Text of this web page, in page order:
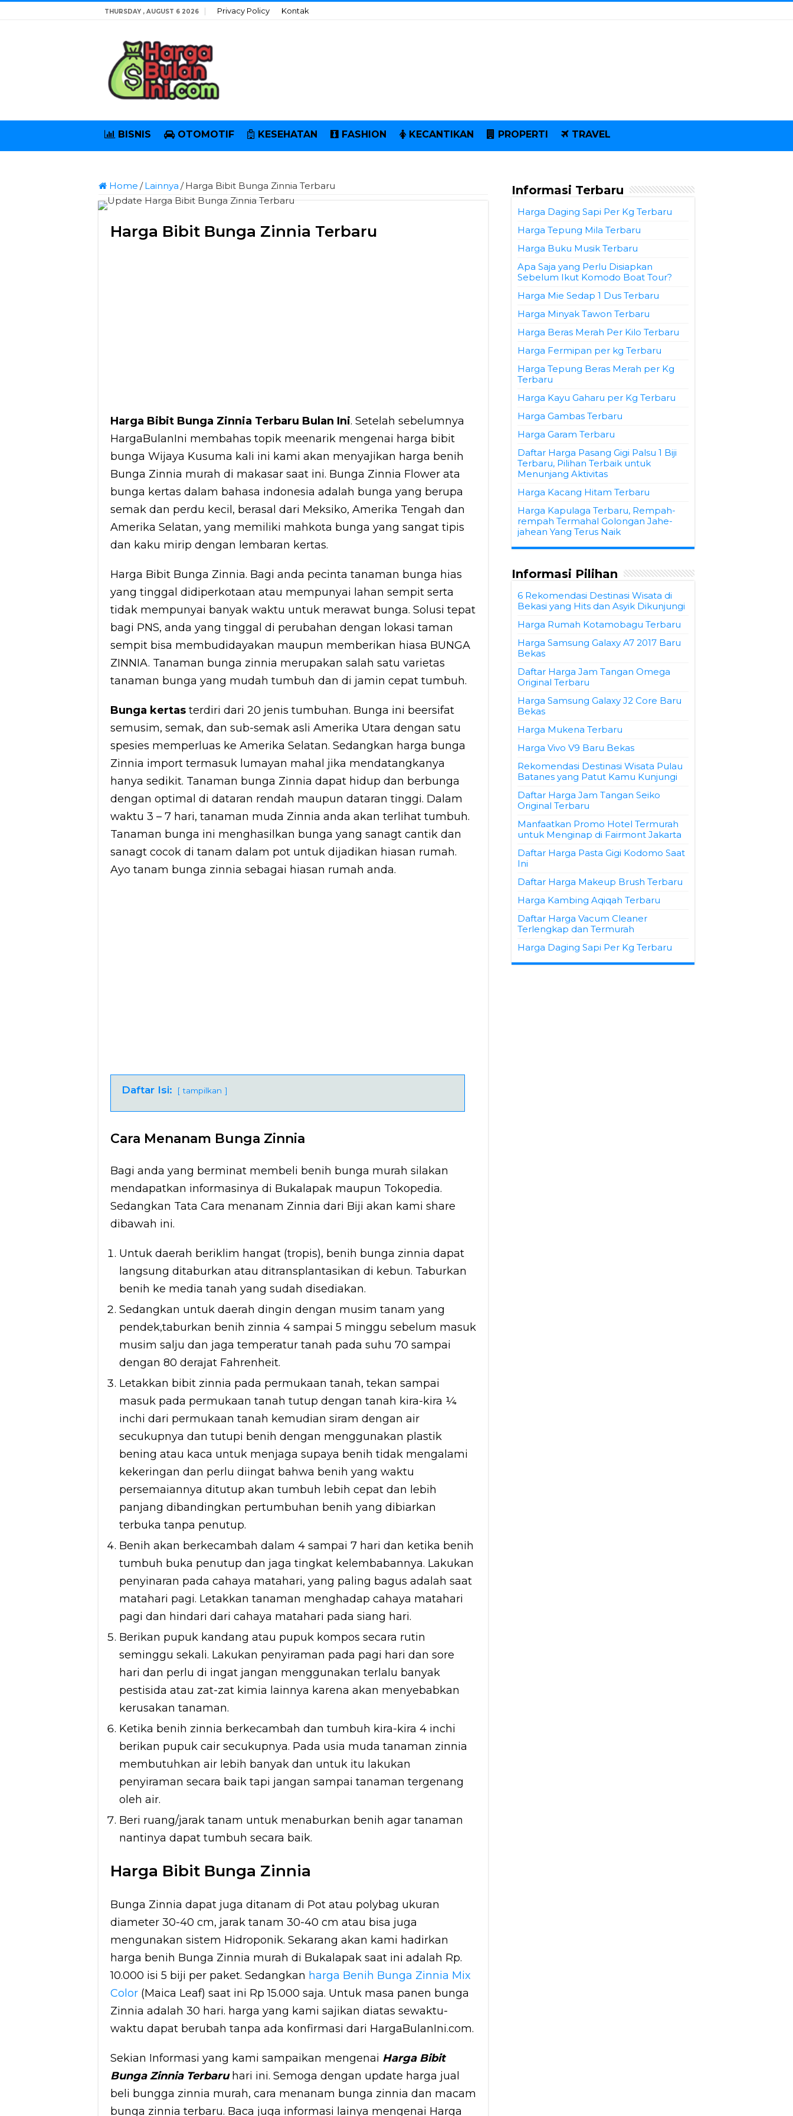
THURSDAY , AUGUST 6 2026 Privacy Policy Kontak
BISNIS OTOMOTIF KESEHATAN FASHION KECANTIKAN PROPERTI TRAVEL
Home / Lainnya / Harga Bibit Bunga Zinnia Terbaru
Harga Bibit Bunga Zinnia Terbaru
Harga Bibit Bunga Zinnia Terbaru Bulan Ini. Setelah sebelumnya
HargaBulanIni membahas topik meenarik mengenai harga bibit
bunga Wijaya Kusuma kali ini kami akan menyajikan harga benih
Bunga Zinnia murah di makasar saat ini. Bunga Zinnia Flower ata
bunga kertas dalam bahasa indonesia adalah bunga yang berupa
semak dan perdu kecil, berasal dari Meksiko, Amerika Tengah dan
Amerika Selatan, yang memiliki mahkota bunga yang sangat tipis
dan kaku mirip dengan lembaran kertas.
Harga Bibit Bunga Zinnia. Bagi anda pecinta tanaman bunga hias
yang tinggal didiperkotaan atau mempunyai lahan sempit serta
tidak mempunyai banyak waktu untuk merawat bunga. Solusi tepat
bagi PNS, anda yang tinggal di perubahan dengan lokasi taman
sempit bisa membudidayakan maupun memberikan hiasa BUNGA
ZINNIA. Tanaman bunga zinnia merupakan salah satu varietas
tanaman bunga yang mudah tumbuh dan di jamin cepat tumbuh.
Bunga kertas terdiri dari 20 jenis tumbuhan. Bunga ini beersifat
semusim, semak, dan sub-semak asli Amerika Utara dengan satu
spesies memperluas ke Amerika Selatan. Sedangkan harga bunga
Zinnia import termasuk lumayan mahal jika mendatangkanya
hanya sedikit. Tanaman bunga Zinnia dapat hidup dan berbunga
dengan optimal di dataran rendah maupun dataran tinggi. Dalam
waktu 3 – 7 hari, tanaman muda Zinnia anda akan terlihat tumbuh.
Tanaman bunga ini menghasilkan bunga yang sanagt cantik dan
sanagt cocok di tanam dalam pot untuk dijadikan hiasan rumah.
Ayo tanam bunga zinnia sebagai hiasan rumah anda.
Daftar Isi: tampilkan
Cara Menanam Bunga Zinnia
Bagi anda yang berminat membeli benih bunga murah silakan
mendapatkan informasinya di Bukalapak maupun Tokopedia.
Sedangkan Tata Cara menanam Zinnia dari Biji akan kami share
dibawah ini.
Untuk daerah beriklim hangat (tropis), benih bunga zinnia dapat
langsung ditaburkan atau ditransplantasikan di kebun. Taburkan
benih ke media tanah yang sudah disediakan.
Sedangkan untuk daerah dingin dengan musim tanam yang
pendek,taburkan benih zinnia 4 sampai 5 minggu sebelum masuk
musim salju dan jaga temperatur tanah pada suhu 70 sampai
dengan 80 derajat Fahrenheit.
Letakkan bibit zinnia pada permukaan tanah, tekan sampai
masuk pada permukaan tanah tutup dengan tanah kira-kira ¼
inchi dari permukaan tanah kemudian siram dengan air
secukupnya dan tutupi benih dengan menggunakan plastik
bening atau kaca untuk menjaga supaya benih tidak mengalami
kekeringan dan perlu diingat bahwa benih yang waktu
persemaiannya ditutup akan tumbuh lebih cepat dan lebih
panjang dibandingkan pertumbuhan benih yang dibiarkan
terbuka tanpa penutup.
Benih akan berkecambah dalam 4 sampai 7 hari dan ketika benih
tumbuh buka penutup dan jaga tingkat kelembabannya. Lakukan
penyinaran pada cahaya matahari, yang paling bagus adalah saat
matahari pagi. Letakkan tanaman menghadap cahaya matahari
pagi dan hindari dari cahaya matahari pada siang hari.
Berikan pupuk kandang atau pupuk kompos secara rutin
seminggu sekali. Lakukan penyiraman pada pagi hari dan sore
hari dan perlu di ingat jangan menggunakan terlalu banyak
pestisida atau zat-zat kimia lainnya karena akan menyebabkan
kerusakan tanaman.
Ketika benih zinnia berkecambah dan tumbuh kira-kira 4 inchi
berikan pupuk cair secukupnya. Pada usia muda tanaman zinnia
membutuhkan air lebih banyak dan untuk itu lakukan
penyiraman secara baik tapi jangan sampai tanaman tergenang
oleh air.
Beri ruang/jarak tanam untuk menaburkan benih agar tanaman
nantinya dapat tumbuh secara baik.
Harga Bibit Bunga Zinnia
Bunga Zinnia dapat juga ditanam di Pot atau polybag ukuran
diameter 30-40 cm, jarak tanam 30-40 cm atau bisa juga
mengunakan sistem Hidroponik. Sekarang akan kami hadirkan
harga benih Bunga Zinnia murah di Bukalapak saat ini adalah Rp.
10.000 isi 5 biji per paket. Sedangkan harga Benih Bunga Zinnia Mix
Color (Maica Leaf) saat ini Rp 15.000 saja. Untuk masa panen bunga
Zinnia adalah 30 hari. harga yang kami sajikan diatas sewaktu-
waktu dapat berubah tanpa ada konfirmasi dari HargaBulanIni.com.
Sekian Informasi yang kami sampaikan mengenai Harga Bibit
Bunga Zinnia Terbaru hari ini. Semoga dengan update harga jual
beli bungga zinnia murah, cara menanam bunga zinnia dan macam
bunga zinnia terbaru. Baca juga informasi lainya mengenai Harga
Informasi Terbaru
Harga Daging Sapi Per Kg Terbaru
Harga Tepung Mila Terbaru
Harga Buku Musik Terbaru
Apa Saja yang Perlu Disiapkan
Sebelum Ikut Komodo Boat Tour?
Harga Mie Sedap 1 Dus Terbaru
Harga Minyak Tawon Terbaru
Harga Beras Merah Per Kilo Terbaru
Harga Fermipan per kg Terbaru
Harga Tepung Beras Merah per Kg
Terbaru
Harga Kayu Gaharu per Kg Terbaru
Harga Gambas Terbaru
Harga Garam Terbaru
Daftar Harga Pasang Gigi Palsu 1 Biji
Terbaru, Pilihan Terbaik untuk
Menunjang Aktivitas
Harga Kacang Hitam Terbaru
Harga Kapulaga Terbaru, Rempah-
rempah Termahal Golongan Jahe-
jahean Yang Terus Naik
Informasi Pilihan
6 Rekomendasi Destinasi Wisata di
Bekasi yang Hits dan Asyik Dikunjungi
Harga Rumah Kotamobagu Terbaru
Harga Samsung Galaxy A7 2017 Baru
Bekas
Daftar Harga Jam Tangan Omega
Original Terbaru
Harga Samsung Galaxy J2 Core Baru
Bekas
Harga Mukena Terbaru
Harga Vivo V9 Baru Bekas
Rekomendasi Destinasi Wisata Pulau
Batanes yang Patut Kamu Kunjungi
Daftar Harga Jam Tangan Seiko
Original Terbaru
Manfaatkan Promo Hotel Termurah
untuk Menginap di Fairmont Jakarta
Daftar Harga Pasta Gigi Kodomo Saat
Ini
Daftar Harga Makeup Brush Terbaru
Harga Kambing Aqiqah Terbaru
Daftar Harga Vacum Cleaner
Terlengkap dan Termurah
Harga Daging Sapi Per Kg Terbaru